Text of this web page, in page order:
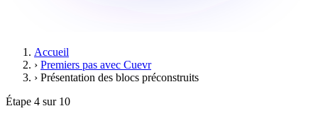
Accueil
› Premiers pas avec Cuevr
› Présentation des blocs préconstruits
Étape 4 sur 10